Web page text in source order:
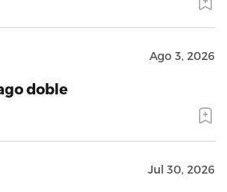
Ago 3, 2026
doble
Jul 30, 2026